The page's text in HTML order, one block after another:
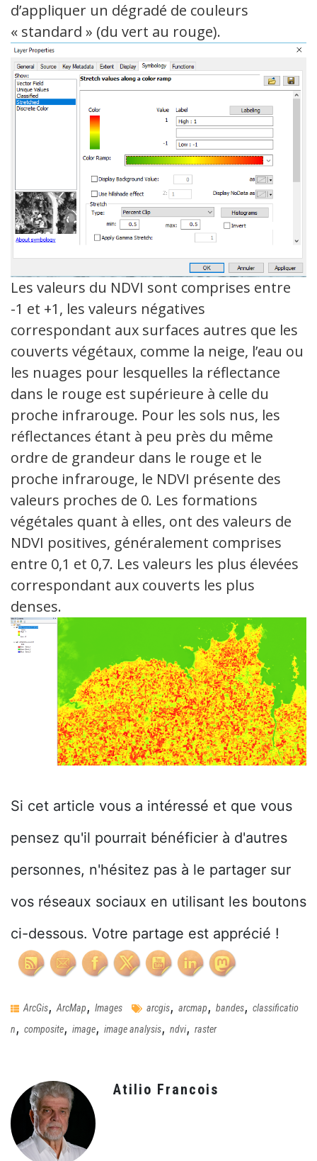
d’appliquer un dégradé de couleurs
« standard » (du vert au rouge).
Les valeurs du NDVI sont comprises entre
-1 et +1, les valeurs négatives
correspondant aux surfaces autres que les
couverts végétaux, comme la neige, l’eau ou
les nuages pour lesquelles la réflectance
dans le rouge est supérieure à celle du
proche infrarouge. Pour les sols nus, les
réflectances étant à peu près du même
ordre de grandeur dans le rouge et le
proche infrarouge, le NDVI présente des
valeurs proches de 0. Les formations
végétales quant à elles, ont des valeurs de
NDVI positives, généralement comprises
entre 0,1 et 0,7. Les valeurs les plus élevées
correspondant aux couverts les plus
denses.
Si cet article vous a intéressé et que vous
pensez qu'il pourrait bénéficier à d'autres
personnes, n'hésitez pas à le partager sur
vos réseaux sociaux en utilisant les boutons
ci-dessous. Votre partage est apprécié !
ArcGis,ArcMap, Images arcgis, arcmap, bandes, classificatio
n, composite, image, image analysis, ndvi, raster
Atilio Francois